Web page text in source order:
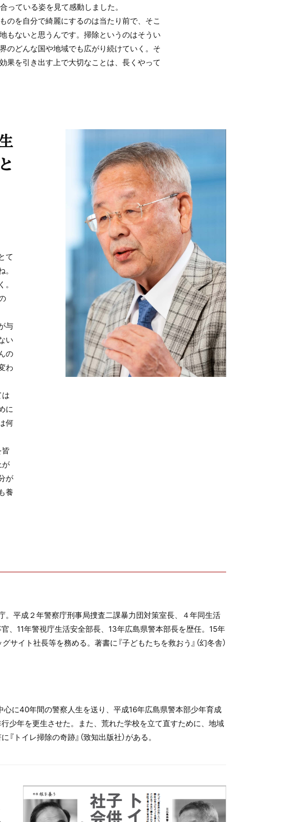
っている姿を見て感動しました。
のを自分で綺麗にするのは当たり前で、そこ
もないと思うんです。掃除というのはそうい
のどんな国や地域でも広がり続けていく。そ
果を引き出す上で大切なことは、長くやって
て
与
い
の
わ
に
何
が
が
養
平成２年警察庁刑事局捜査二課暴力団対策室長、４年同生活
、11年警視庁生活安全部長、13年広島県警本部長を歴任。15年
イト社長等を務める。著書に『子どもたちを救おう』（幻冬舎）
に40年間の警察人生を送り、平成16年広島県警本部少年育成
少年を更生させた。また、荒れた学校を立て直すために、地域
イレ掃除の奇跡』（致知出版社）がある。